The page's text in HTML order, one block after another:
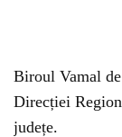
Biroul Vamal
Direcției
județe.